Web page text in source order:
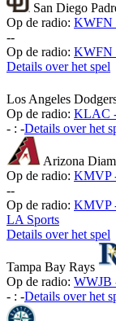
San Diego
Op de radio: KWFN
--
Op de radio: KWFN
Details over het spel
Los Angeles
Op de radio: KLAC
- : -Details over het
Arizona
Op de radio: KMVP
--
Op de radio: KMVP
LA Sports
Details over het spel
Tampa Bay Rays
Op de radio: WWJB
- : -Details over het